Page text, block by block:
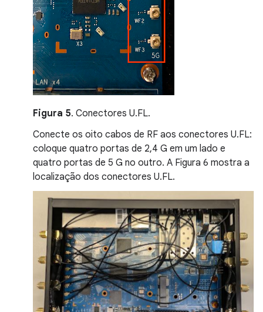
Figura 5. Conectores U.FL.
Conecte os oito cabos de RF aos conectores U.FL:
coloque quatro portas de 2,4 G em um lado e
quatro portas de 5 G no outro. A Figura 6 mostra a
localização dos conectores U.FL.